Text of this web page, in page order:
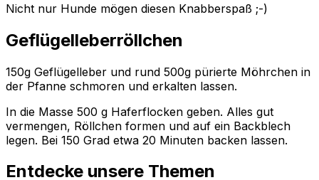
Nicht nur Hunde mögen diesen Knabberspaß ;-)
Geflügelleberröllchen
150g Geflügelleber und rund 500g pürierte Möhrchen in
der Pfanne schmoren und erkalten lassen.
In die Masse 500 g Haferflocken geben. Alles gut
vermengen, Röllchen formen und auf ein Backblech
legen. Bei 150 Grad etwa 20 Minuten backen lassen.
Entdecke unsere Themen